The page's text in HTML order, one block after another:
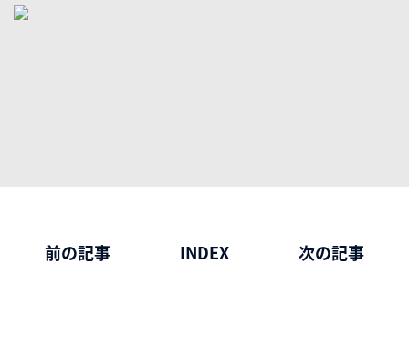
前の記事 INDEX 次の記事